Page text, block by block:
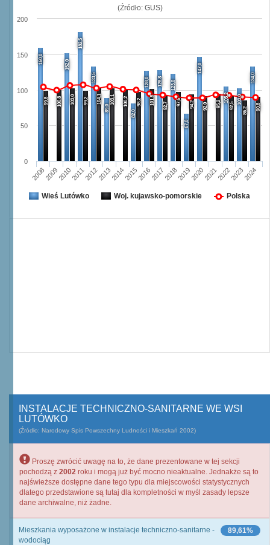
(Źródło: GUS)
160,0 152,0
182,5
133,5
89,0
82,0
128,0 128,8 123,0
67,0
147,0
105,2 103,0
134,0
99,8 100,8 103,0 99,2 104,1 103,1 100,2 98,2 101,8 92,7 97,6 94,2 92,0 95,2 92,5
86,2 90,8
20082009201020112012201320142015201620172018201920202021202220232024
0
50
100
150
200
Wieś Lutówko Woj. kujawsko-pomorskie Polska
INSTALACJE TECHNICZNO-SANITARNE WE WSI
LUTÓWKO
(Źródło: Narodowy Spis Powszechny Ludności i Mieszkań 2002)
Proszę zwrócić uwagę na to, że dane prezentowane w tej sekcji
pochodzą z 2002 roku i mogą już być mocno nieaktualne. Jednakże są to
najświeższe dostępne dane tego typu dla miejscowości statystycznych
dlatego przedstawione są tutaj dla kompletności w myśl zasady lepsze
dane archiwalne, niż żadne.
89,61%
Mieszkania wyposażone w instalacje techniczno-sanitarne -
wodociąg